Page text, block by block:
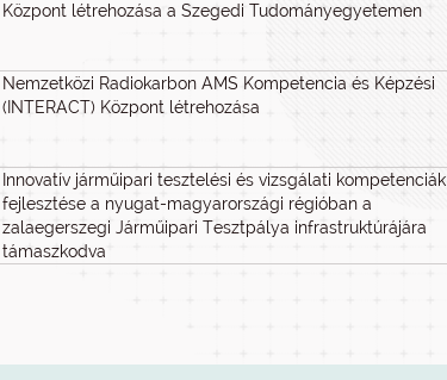
Központ létrehozása a Szegedi Tudományegyetemen
Nemzetközi Radiokarbon AMS Kompetencia és Képzési
(INTERACT) Központ létrehozása
Innovatív járműipari tesztelési és vizsgálati kompetenciák
fejlesztése a nyugat-magyarországi régióban a
zalaegerszegi Járműipari Tesztpálya infrastruktúrájára
támaszkodva